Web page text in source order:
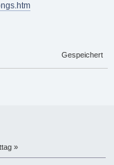
Gespeichert
»